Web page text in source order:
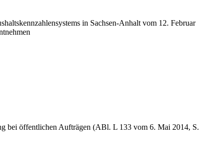
in Sachsen-Anhalt vom 12. Februar
bei öffentlichen Aufträgen (ABl. L 133 vom 6. Mai 2014, S.